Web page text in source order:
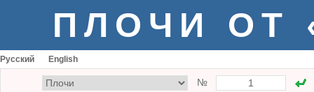
ПЛОЧИ ОТ
Русский English
№